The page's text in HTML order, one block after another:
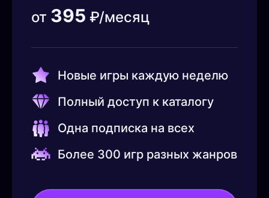
от 395 ₽/месяц
Новые игры каждую неделю
Полный доступ к каталогу
Одна подписка на всех
Более 300 игр разных жанров